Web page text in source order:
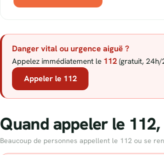
Danger vital ou urgence aiguë ?
Appelez immédiatement le 112 (gratuit, 24h/
Appeler le 112
Quand appeler le
Beaucoup de personnes appellent le 112 ou se